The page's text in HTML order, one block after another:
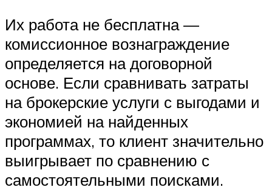
Их работа не бесплатна —
комиссионное вознаграждение
определяется на договорной
основе. Если сравнивать затраты
на брокерские услуги с выгодами и
экономией на найденных
программах, то клиент значительно
выигрывает по сравнению с
самостоятельными поисками.